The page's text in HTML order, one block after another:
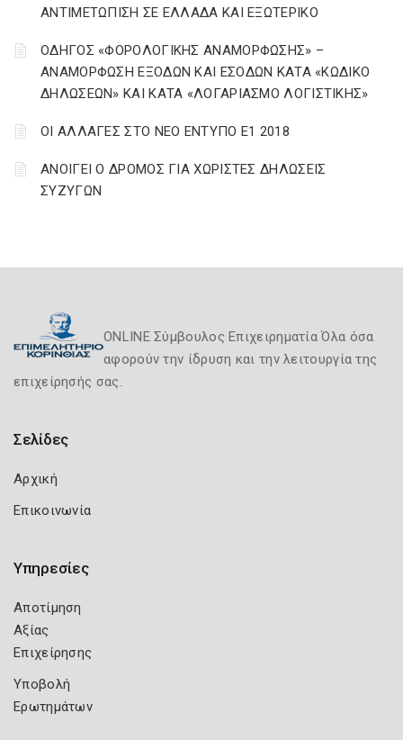
ΑΝΤΙΜΕΤΩΠΙΣΗ ΣΕ ΕΛΛΑΔΑ ΚΑΙ ΕΞΩΤΕΡΙΚΟ
ΟΔΗΓΟΣ «ΦΟΡΟΛΟΓΙΚΗΣ ΑΝΑΜΟΡΦΩΣΗΣ» –
ΑΝΑΜΟΡΦΩΣΗ ΕΞΟΔΩΝ ΚΑΙ ΕΣΟΔΩΝ ΚΑΤΑ «ΚΩΔΙΚΟ
ΔΗΛΩΣΕΩΝ» ΚΑΙ ΚΑΤΑ «ΛΟΓΑΡΙΑΣΜΟ ΛΟΓΙΣΤΙΚΗΣ»
ΟΙ ΑΛΛΑΓΕΣ ΣΤΟ ΝΕΟ ΕΝΤΥΠΟ Ε1 2018
ΑΝΟΙΓΕΙ Ο ΔΡΟΜΟΣ ΓΙΑ ΧΩΡΙΣΤΕΣ ΔΗΛΩΣΕΙΣ
ΣΥΖΥΓΩΝ
ONLINE Σύμβουλος Επιχειρηματία Όλα όσα
αφορούν την ίδρυση και την λειτουργία της
επιχείρησής σας.
Σελίδες
Αρχική
Επικοινωνία
Υπηρεσίες
Αποτίμηση
Αξίας
Επιχείρησης
Υποβολή
Ερωτημάτων